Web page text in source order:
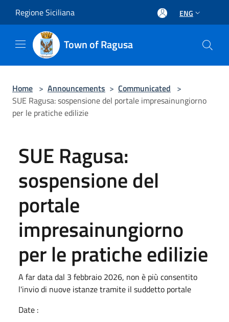
Regione Siciliana ENG
Town of Ragusa
Home > Announcements > Communicated >
SUE Ragusa: sospensione del portale impresainungiorno
per le pratiche edilizie
SUE Ragusa:
sospensione del
portale
impresainungiorno
per le pratiche edilizie
A far data dal 3 febbraio 2026, non è più consentito
l'invio di nuove istanze tramite il suddetto portale
Date :